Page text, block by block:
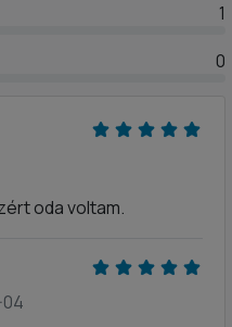
1
0
oda voltam.